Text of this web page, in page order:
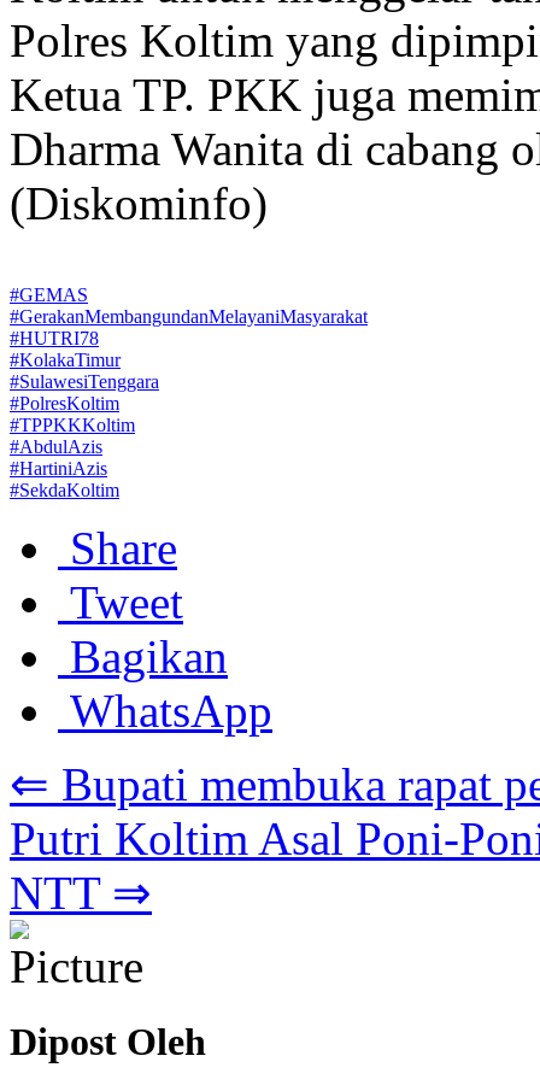
Polres Koltim yang
Ketua TP. PKK juga
Dharma Wanita di cabang
(Diskominfo)
#GEMAS
#GerakanMembangundanMelayaniMasyarakat
#HUTRI78
#KolakaTimur
#SulawesiTenggara
#PolresKoltim
#TPPKKKoltim
#AbdulAzis
#HartiniAzis
#SekdaKoltim
Share
Tweet
Bagikan
WhatsApp
⇐ Bupati membuka rapat
Putri Koltim Asal Poni-
NTT ⇒
Dipost Oleh